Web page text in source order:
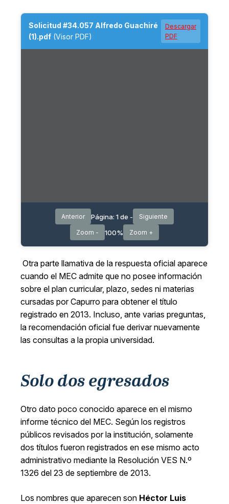
Solicitud #34.057 Alfredo Guachiré
(1).pdf (Visor PDF)
Descargar
PDF
Anterior Página: 1de - Siguiente
Zoom - 100% Zoom +
Otra parte llamativa de la respuesta oficial aparece
cuando el MEC admite que no posee información
sobre el plan curricular, plazo, sedes ni materias
cursadas por Capurro para obtener el título
registrado en 2013. Incluso, ante varias preguntas,
la recomendación oficial fue derivar nuevamente
las consultas a la propia universidad.
Solo dos egresados
Otro dato poco conocido aparece en el mismo
informe técnico del MEC. Según los registros
públicos revisados por la institución, solamente
dos títulos fueron registrados en ese mismo acto
administrativo mediante la Resolución VES N.º
1326 del 23 de septiembre de 2013.
Los nombres que aparecen son Héctor Luis